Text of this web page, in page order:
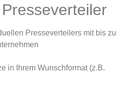
Presseverteilers mit bis zu
in Ihrem Wunschformat (z.B.